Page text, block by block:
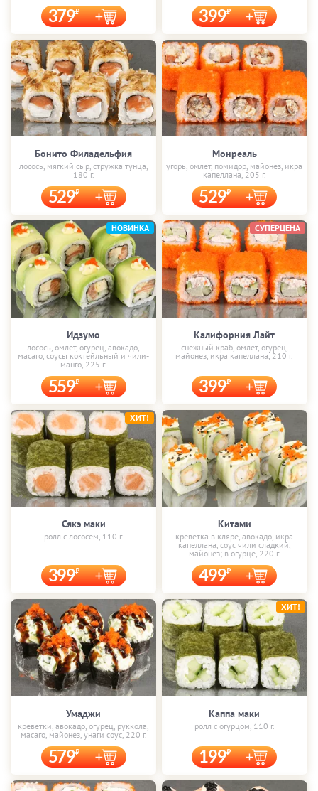
379 399
Бонито Филадельфия
лосось, мягкий сыр, стружка тунца,
180 г.
529
Монреаль
угорь, омлет, помидор, майонез, икра
капеллана, 205 г.
529
Идзумо
лосось, омлет, огурец, авокадо,
масаго, соусы коктейльный и чили-
манго, 225 г.
559
НОВИНКА
Калифорния Лайт
снежный краб, омлет, огурец,
майонез, икра капеллана, 210 г.
399
СУПЕРЦЕНА
Сякэ маки
ролл с лососем, 110 г.
399
ХИТ!
Китами
креветка в кляре, авокадо, икра
капеллана, соус чили сладкий,
майонез; в огурце, 220 г.
499
Умаджи
креветки, авокадо, огурец, руккола,
масаго, майонез, унаги соус, 220 г.
579
Каппа маки
ролл с огурцом, 110 г.
199
ХИТ!